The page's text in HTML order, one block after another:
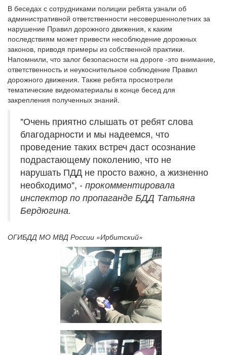
В беседах с сотрудниками полиции ребята узнали об
административной ответственности несовершеннолетних за
нарушение Правил дорожного движения, к каким
последствиям может привести несоблюдение дорожных
законов, приводя примеры из собственной практики.
Напомнили, что залог безопасности на дороге -это внимание,
ответственность и неукоснительное соблюдение Правил
дорожного движения. Также ребята просмотрели
тематические видеоматериалы в конце бесед для
закрепления полученных знаний.
"Очень приятно слышать от ребят слова
благодарности и мы надеемся, что
проведение таких встреч даст осознание
подрастающему поколению, что не
нарушать ПДД не просто важно, а жизненно
необходимо", - прокомментировала
инспектор по пропаганде БДД Татьяна
Бердюгина.
ОГИБДД МО МВД России «Ирбитский»